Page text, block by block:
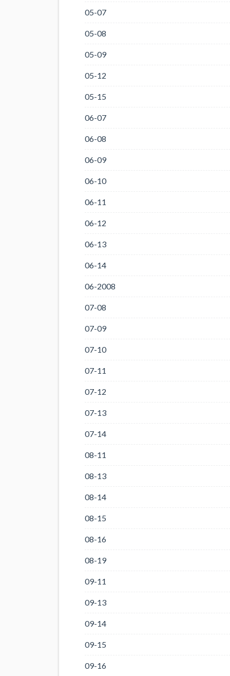
05-07
05-08
05-09
05-12
05-15
06-07
06-08
06-09
06-10
06-11
06-12
06-13
06-14
06-2008
07-08
07-09
07-10
07-11
07-12
07-13
07-14
08-11
08-13
08-14
08-15
08-16
08-19
09-11
09-13
09-14
09-15
09-16